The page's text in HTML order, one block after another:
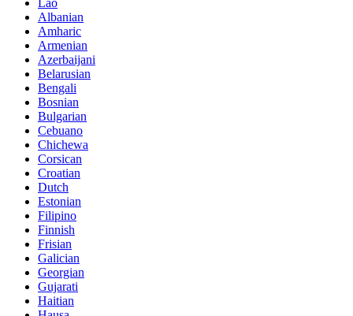
Lao
Albanian
Amharic
Armenian
Azerbaijani
Belarusian
Bengali
Bosnian
Bulgarian
Cebuano
Chichewa
Corsican
Croatian
Dutch
Estonian
Filipino
Finnish
Frisian
Galician
Georgian
Gujarati
Haitian